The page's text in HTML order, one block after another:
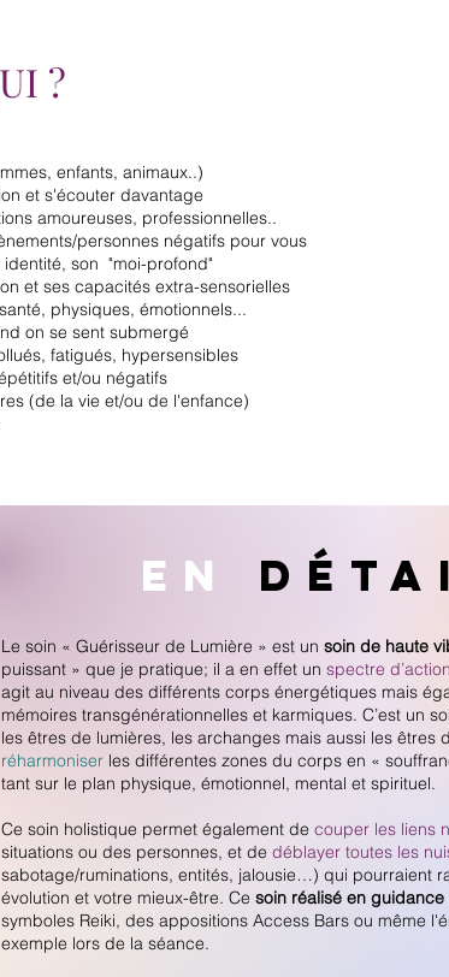
?
enfants, animaux..)
et s'écouter davantage
amoureuses, professionnelles..
personnes négatifs pour vous
son "moi-profond"
et ses capacités extra-sensorielles
physiques, émotionnels...
on se sent submergé
fatigués, hypersensibles
et/ou négatifs
(de la vie et/ou de l'enfance)
en
Le soin « Guérisseur de Lumière » est un soin de haute
puissant » que je pratique; il a en effet un spectre
agit au niveau des différents corps énergétiques mais
mémoires transgénérationnelles et karmiques. C’est un
les êtres de lumières, les archanges mais aussi les êtres
réharmoniser les différentes zones du corps en «
tant sur le plan physique, émotionnel, mental et spirituel.
Ce soin holistique permet également de couper les liens
situations ou des personnes, et de déblayer toutes les
sabotage/ruminations, entités, jalousie…) qui pourraient
évolution et votre mieux-être. Ce soin réalisé en guidance
symboles Reiki, des appositions Access Bars ou même
exemple lors de la séance.